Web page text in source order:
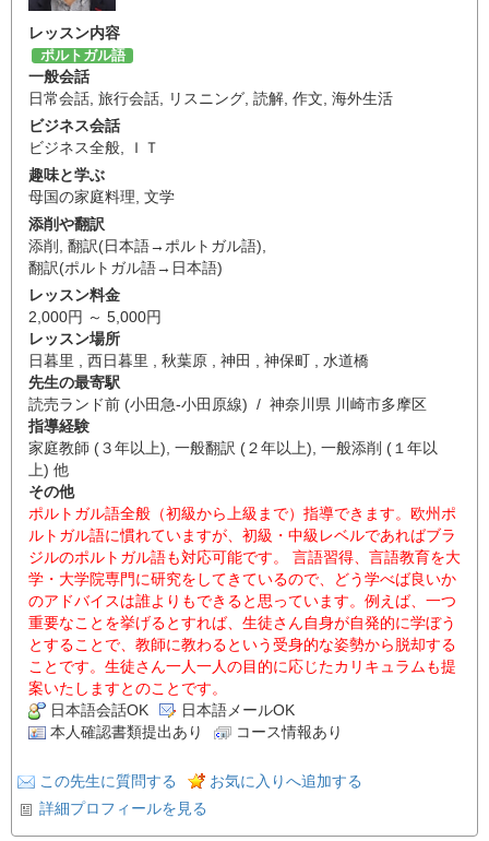
レッスン内容
ポルトガル語
一般会話
日常会話 旅行会話 リスニング 読解 作文 海外生活
ビジネス会話
ビジネス全般
ＩＴ
趣味と学ぶ
母国の家庭料理 文学
添削や翻訳
添削
翻訳(日本語→ポルトガル語)
翻訳(ポルトガル語→日本語)
レッスン料金
2,000円 ～ 5,000円
レッスン場所
日暮里 , 西日暮里 , 秋葉原 , 神田 , 神保町 , 水道橋
先生の最寄駅
読売ランド前 (小田急-小田原線) / 神奈川県 川崎市多摩区
指導経験
家庭教師 (３年以上), 一般翻訳 (２年以上), 一般添削 (１年以
上) 他
その他
ポルトガル語全般（初級から上級まで）指導できます。欧州ポ
ルトガル語に慣れていますが、初級・中級レベルであればブラ
ジルのポルトガル語も対応可能です。 言語習得、言語教育を大
学・大学院専門に研究をしてきているので、どう学べば良いか
のアドバイスは誰よりもできると思っています。例えば、一つ
重要なことを挙げるとすれば、生徒さん自身が自発的に学ぼう
とすることで、教師に教わるという受身的な姿勢から脱却する
ことです。生徒さん一人一人の目的に応じたカリキュラムも提
案いたしますとのことです。
日本語会話OK
日本語メールOK
本人確認書類提出あり
コース情報あり
この先生に質問する
お気に入りへ追加する
詳細プロフィールを見る